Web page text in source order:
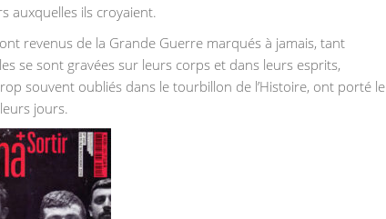
auxquelles ils croyaient.
revenus de la Grande Guerre marqués à jamais, tant
se sont gravées sur leurs corps et dans leurs esprits,
souvent oubliés dans le tourbillon de l’Histoire, ont porté le
jours.